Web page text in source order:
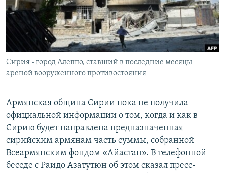
Հայերեն
English
Русский
Сирия - город Алеппо, ставший в последние месяцы
ареной вооруженного противостояния
Армянская община Сирии пока не получила
официальной информации о том, когда и как в
Сирию будет направлена предназначенная
сирийским армянам часть суммы, собранной
Всеармянским фондом «Айастан». В телефонной
беседе с Раидо Азатутюн об этом сказал пресс-